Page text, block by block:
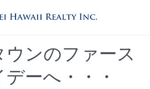
ウンのファース
デーへ・・・